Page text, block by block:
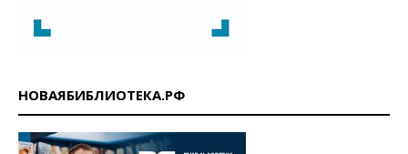
НОВАЯБИБЛИОТЕКА.РФ